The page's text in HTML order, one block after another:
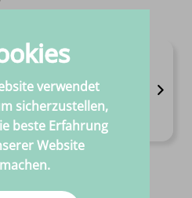
verwendet
sicherzustellen,
beste Erfahrung
Website
machen.